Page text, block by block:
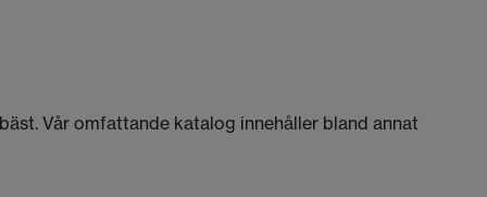
Vår omfattande katalog innehåller bland annat